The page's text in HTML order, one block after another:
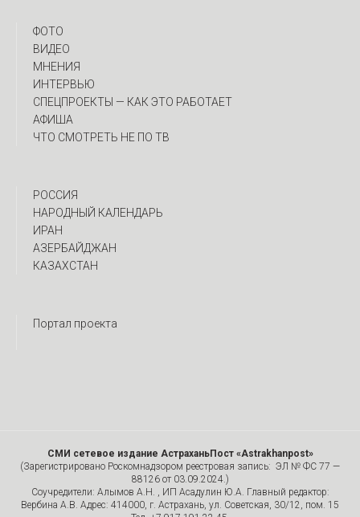
ФОТО
ВИДЕО
МНЕНИЯ
ИНТЕРВЬЮ
CПЕЦПРОЕКТЫ — КАК ЭТО РАБОТАЕТ
АФИША
ЧТО СМОТРЕТЬ НЕ ПО ТВ
РОССИЯ
НАРОДНЫЙ КАЛЕНДАРЬ
ИРАН
АЗЕРБАЙДЖАН
КАЗАХСТАН
Портал проекта
СМИ сетевое издание АстраханьПост «Astrakhanpost»
(Зарегистрировано Роскомнадзором реестровая запись: ЭЛ № ФС 77 —
88126 от 03.09.2024.)
Соучредители: Алымов А.Н. , ИП Асадулин Ю.А. Главный редактор:
Вербина А.В. Адрес: 414000, г. Астрахань, ул. Советская, 30/12, пом. 15